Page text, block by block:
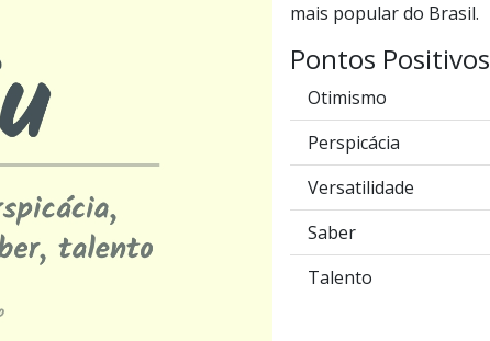
mais popular do Brasil.
Pontos Positivos
Otimismo
Perspicácia
Versatilidade
Saber
Talento